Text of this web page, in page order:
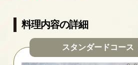
料理内容の詳細
スタンダードコース